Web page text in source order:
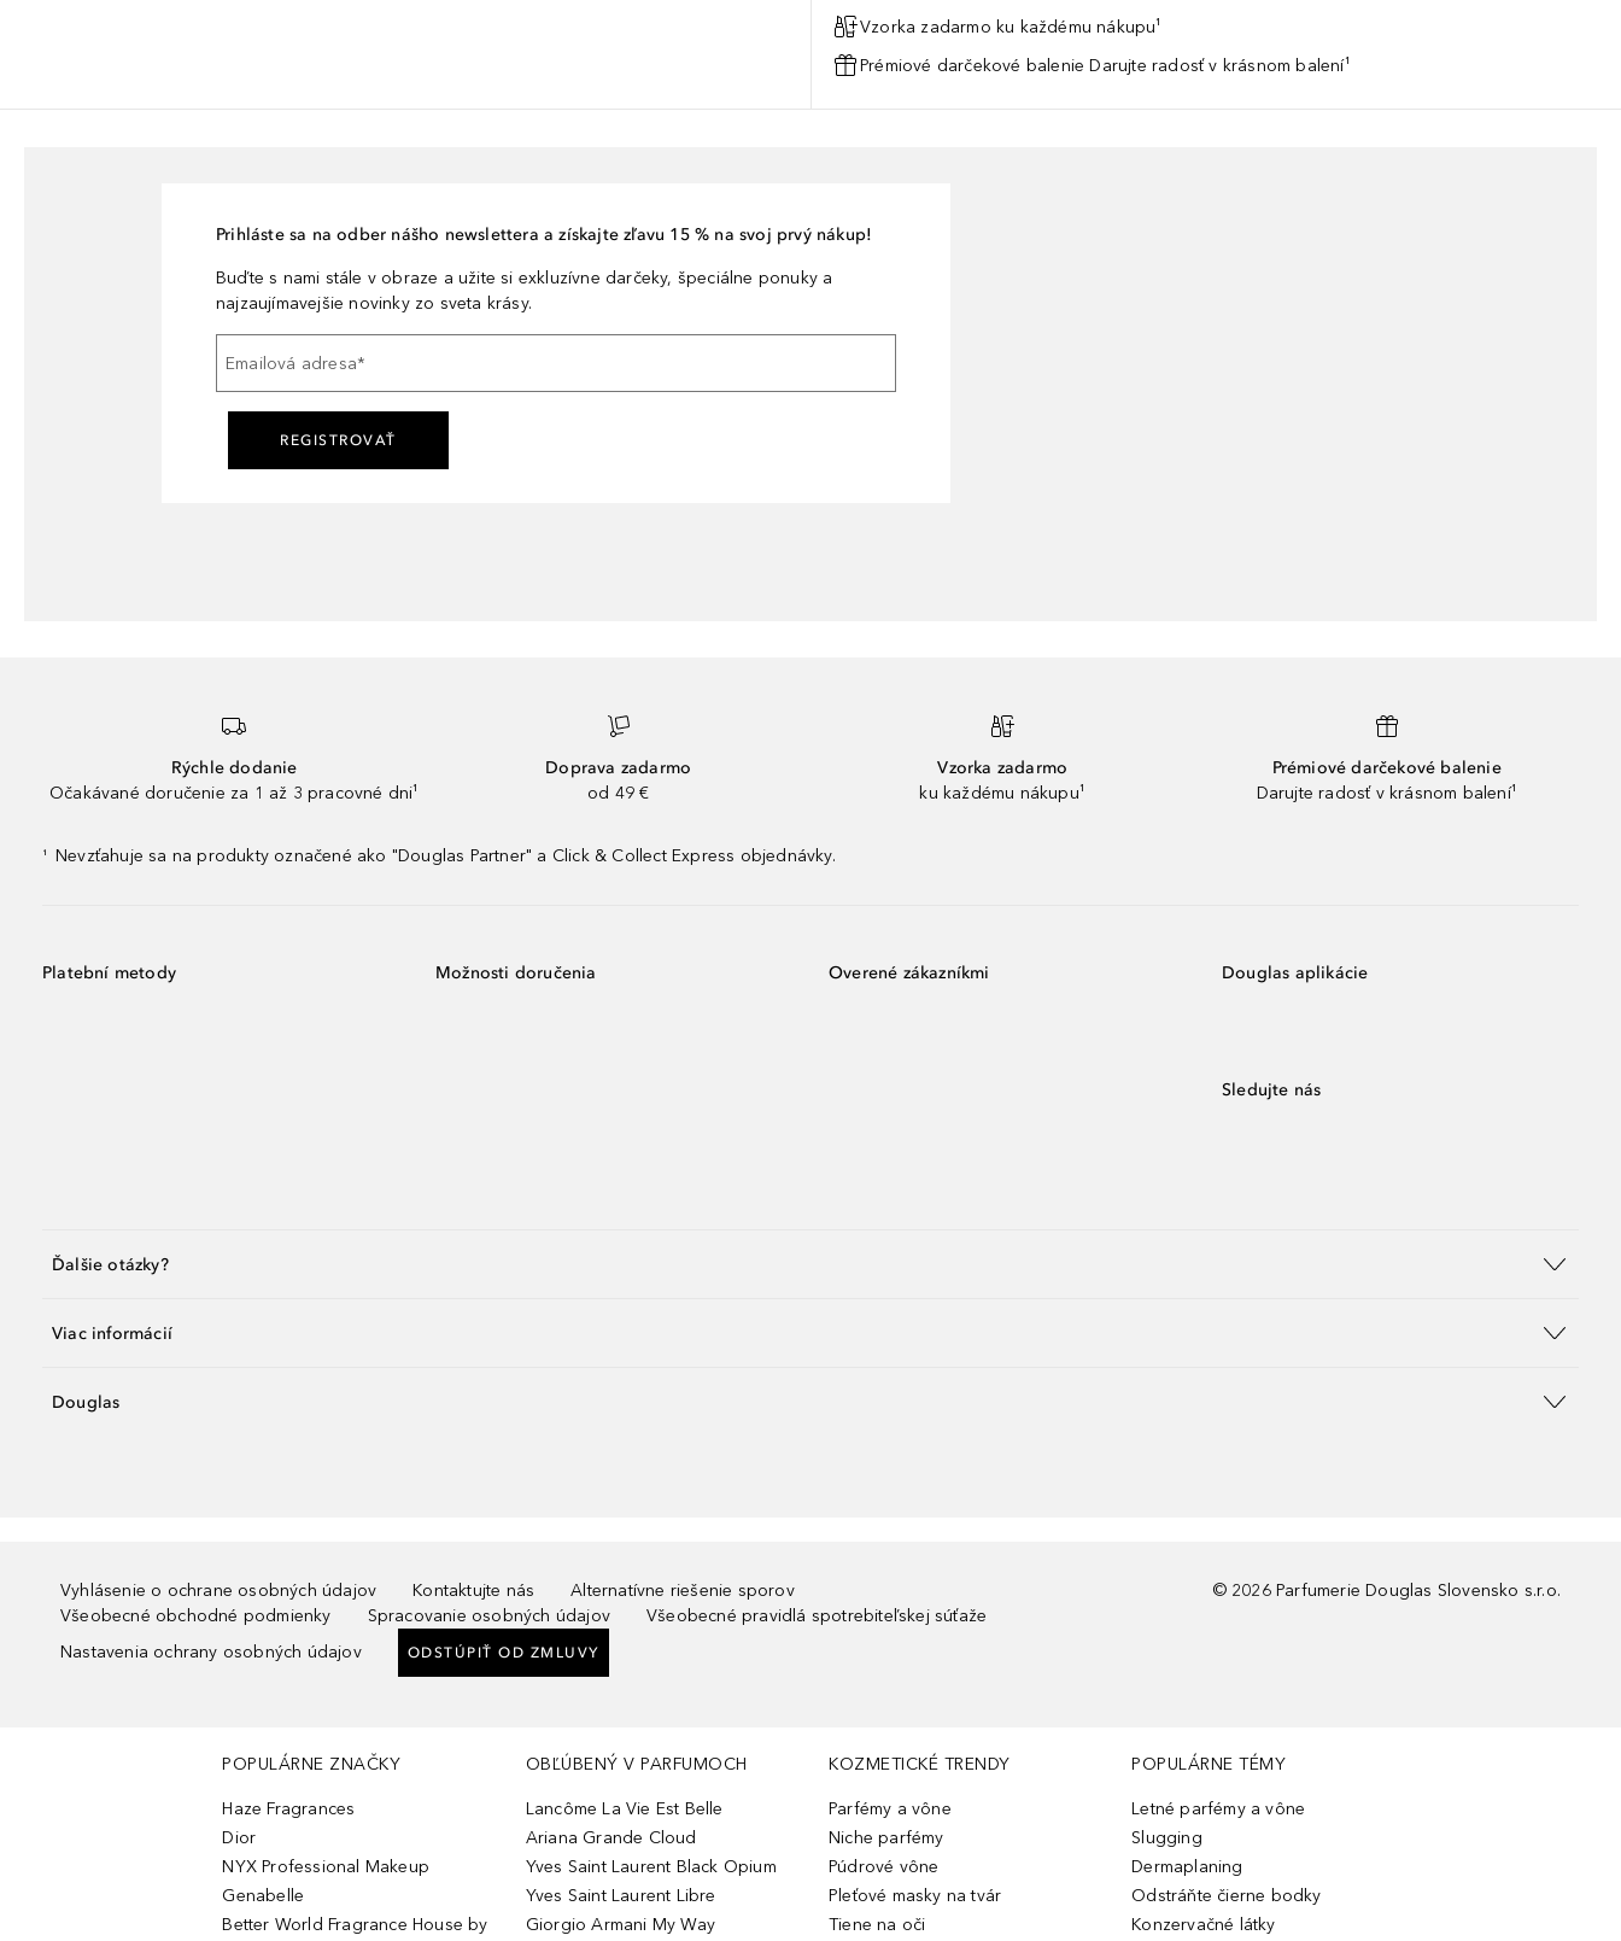
Vzorka zadarmo ku každému nákupu¹
Prémiové darčekové balenie Darujte radosť v krásnom balení¹
Prihláste sa na odber nášho newslettera a získajte zľavu 15 % na svoj prvý nákup!
Buďte s nami stále v obraze a užite si exkluzívne darčeky, špeciálne ponuky a
najzaujímavejšie novinky zo sveta krásy.
Emailová adresa*
REGISTROVAŤ
Rýchle dodanie
Očakávané doručenie za 1 až 3 pracovné dni¹
Doprava zadarmo
od 49 €
Vzorka zadarmo
ku každému nákupu¹
Prémiové darčekové balenie
Darujte radosť v krásnom balení¹
¹ Nevzťahuje sa na produkty označené ako "Douglas Partner" a Click & Collect Express objednávky.
Platební metody Možnosti doručenia Overené zákazníkmi Douglas aplikácie
Sledujte nás
Ďalšie otázky?
Viac informácií
Douglas
Vyhlásenie o ochrane osobných údajov Kontaktujte nás
Alternatívne riešenie sporov
Všeobecné obchodné podmienky
Spracovanie osobných údajov
Všeobecné pravidlá spotrebiteľskej súťaže
Nastavenia ochrany osobných údajov
ODSTÚPIŤ OD ZMLUVY
© 2026 Parfumerie Douglas Slovensko s.r.o.
POPULÁRNE ZNAČKY
Haze Fragrances
Dior
NYX Professional Makeup
Genabelle
Better World Fragrance House by
OBĽÚBENÝ V PARFUMOCH
Lancôme La Vie Est Belle
Ariana Grande Cloud
Yves Saint Laurent Black Opium
Yves Saint Laurent Libre
Giorgio Armani My Way
KOZMETICKÉ TRENDY
Parfémy a vône
Niche parfémy
Púdrové vône
Pleťové masky na tvár
Tiene na oči
POPULÁRNE TÉMY
Letné parfémy a vône
Slugging
Dermaplaning
Odstráňte čierne bodky
Konzervačné látky